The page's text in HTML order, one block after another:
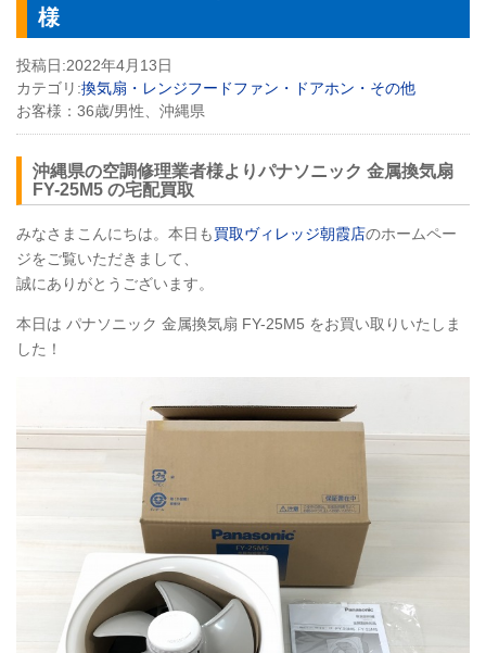
様
投稿日:2022年4月13日
カテゴリ:換気扇・レンジフードファン・ドアホン・その他
お客様： 36歳/男性、沖縄県
沖縄県の空調修理業者様よりパナソニック 金属換気扇
FY-25M5 の宅配買取
みなさまこんにちは。本日も買取ヴィレッジ朝霞店のホームペー
ジをご覧いただきまして、
誠にありがとうございます。
本日は パナソニック 金属換気扇 FY-25M5 をお買い取りいたしま
した！